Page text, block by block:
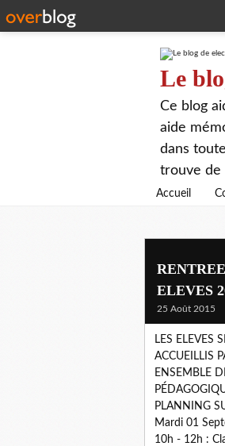
Le
Ce blog
aide
dans
trouve de
Accueil
ELEVES
25 Août 2015
LES ELEVES
ACCUEILLIS
ENSEMBLE
PLANNING
Mardi 01
10h - 12h :